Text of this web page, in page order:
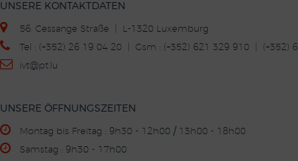
UNSERE KONTAKTDATEN
56, Cessange Straße | L-1320 Luxemburg
Tel : (+352) 26 19 04 20 | Gsm : (+352) 621 329 910 | (+352)
ivt@pt.lu
UNSERE ÖFFNUNGSZEITEN
Montag bis Freitag : 9h30 - 12h00 / 13h00 - 18h00
Samstag : 9h30 - 17h00